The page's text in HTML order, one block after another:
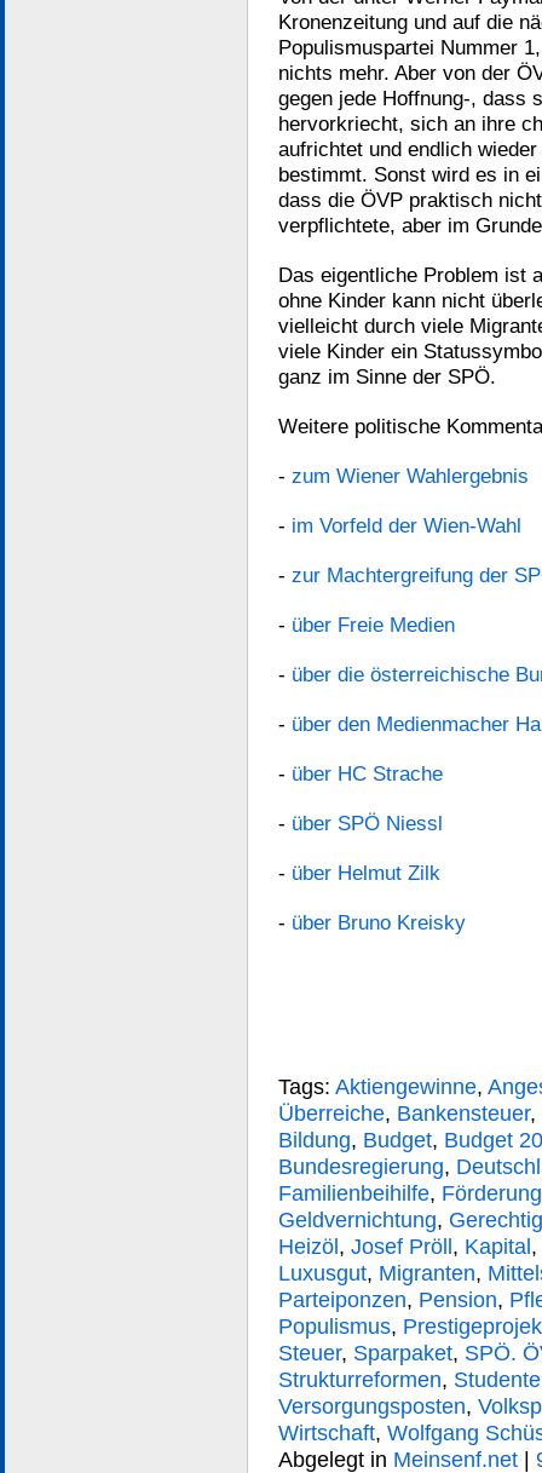
Kronenzeitung und auf die
Populismuspartei Nummer
nichts mehr. Aber von der
gegen jede Hoffnung-, dass
hervorkriecht, sich an ihre
aufrichtet und endlich
bestimmt. Sonst wird es in
dass die ÖVP praktisch
verpflichtete, aber im
Das eigentliche Problem ist
ohne Kinder kann nicht
vielleicht durch viele
viele Kinder ein
ganz im Sinne der SPÖ.
Weitere politische
- zum Wiener Wahlergebnis
- im Vorfeld der Wien-Wahl
- zur Machtergreifung der
- über Freie Medien
- über die österreichische
- über den Medienmacher
- über HC Strache
- über SPÖ Niessl
- über Helmut Zilk
- über Bruno Kreisky
Tags: Aktiengewinne,
Überreiche, Bankensteuer,
Bildung, Budget, Budget
Bundesregierung,
Familienbeihilfe, Förderung
Geldvernichtung,
Heizöl, Josef Pröll, Kapital,
Luxusgut, Migranten,
Parteiponzen, Pension,
Populismus,
Steuer, Sparpaket, SPÖ.
Strukturreformen,
Versorgungsposten,
Wirtschaft, Wolfgang
Abgelegt in Meinsenf.net |